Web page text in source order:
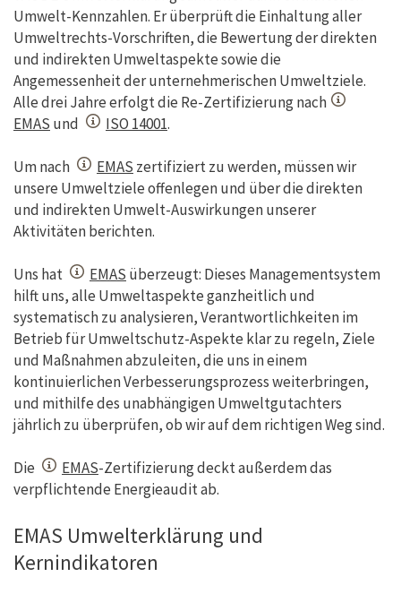
Umwelt-Kennzahlen. Er überprüft die Einhaltung aller
Umweltrechts-Vorschriften, die Bewertung der direkten
und indirekten Umweltaspekte sowie die
Angemessenheit der unternehmerischen Umweltziele.
Alle drei Jahre erfolgt die Re-Zertifizierung nach
EMAS und ISO 14001.
Um nach EMAS zertifiziert zu werden, müssen wir
unsere Umweltziele offenlegen und über die direkten
und indirekten Umwelt-Auswirkungen unserer
Aktivitäten berichten.
Uns hat EMAS überzeugt: Dieses Managementsystem
hilft uns, alle Umweltaspekte ganzheitlich und
systematisch zu analysieren, Verantwortlichkeiten im
Betrieb für Umweltschutz-Aspekte klar zu regeln, Ziele
und Maßnahmen abzuleiten, die uns in einem
kontinuierlichen Verbesserungsprozess weiterbringen,
und mithilfe des unabhängigen Umweltgutachters
jährlich zu überprüfen, ob wir auf dem richtigen Weg sind.
Die EMAS-Zertifizierung deckt außerdem das
verpflichtende Energieaudit ab.
EMAS Umwelterklärung und
Kernindikatoren